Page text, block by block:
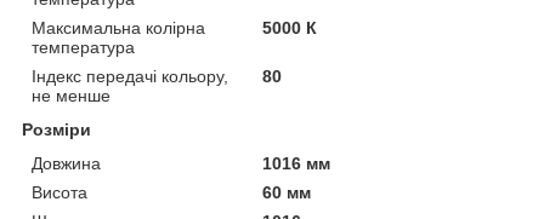
Максимальна колірна
температура
5000 К
Індекс передачі кольору,
не менше
80
Розміри
Довжина
1016 мм
Висота
60 мм